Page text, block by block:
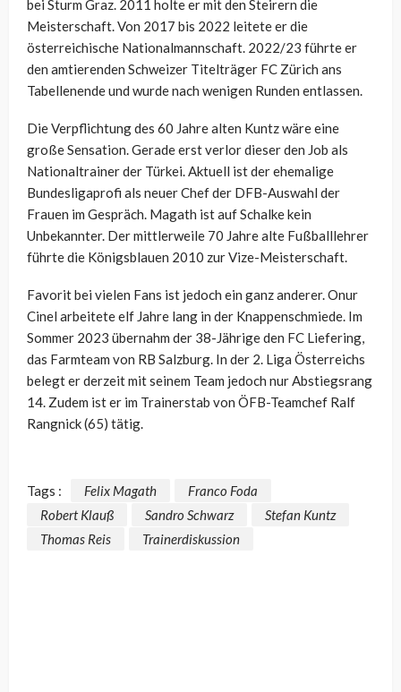
bei Sturm Graz. 2011 holte er mit den Steirern die
Meisterschaft. Von 2017 bis 2022 leitete er die
österreichische Nationalmannschaft. 2022/23 führte er
den amtierenden Schweizer Titelträger FC Zürich ans
Tabellenende und wurde nach wenigen Runden entlassen.
Die Verpflichtung des 60 Jahre alten Kuntz wäre eine
große Sensation. Gerade erst verlor dieser den Job als
Nationaltrainer der Türkei. Aktuell ist der ehemalige
Bundesligaprofi als neuer Chef der DFB-Auswahl der
Frauen im Gespräch. Magath ist auf Schalke kein
Unbekannter. Der mittlerweile 70 Jahre alte Fußballlehrer
führte die Königsblauen 2010 zur Vize-Meisterschaft.
Favorit bei vielen Fans ist jedoch ein ganz anderer. Onur
Cinel arbeitete elf Jahre lang in der Knappenschmiede. Im
Sommer 2023 übernahm der 38-Jährige den FC Liefering,
das Farmteam von RB Salzburg. In der 2. Liga Österreichs
belegt er derzeit mit seinem Team jedoch nur Abstiegsrang
14. Zudem ist er im Trainerstab von ÖFB-Teamchef Ralf
Rangnick (65) tätig.
Tags : Felix Magath
Franco Foda
Robert Klauß
Sandro Schwarz
Stefan Kuntz
Thomas Reis
Trainerdiskussion